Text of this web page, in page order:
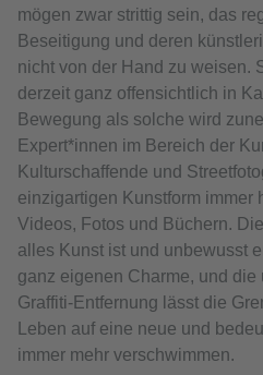
mögen zwar strittig sein, das
Beseitigung und deren
nicht von der Hand zu weisen.
derzeit ganz offensichtlich in
Bewegung als solche wird
Expert*innen im Bereich der
Kulturschaffende und
einzigartigen Kunstform immer
Videos, Fotos und Büchern.
alles Kunst ist und unbewusst
ganz eigenen Charme, und
Graffiti-Entfernung lässt die
Leben auf eine neue und
immer mehr verschwimmen.